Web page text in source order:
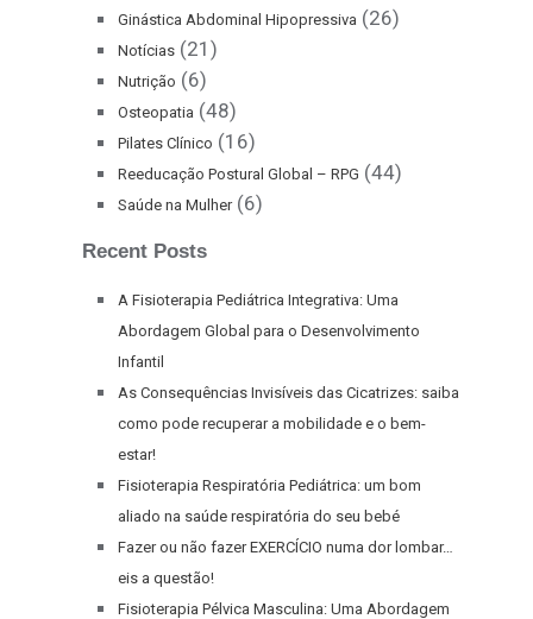
Ginástica Abdominal Hipopressiva (26)
Notícias (21)
Nutrição (6)
Osteopatia (48)
Pilates Clínico (16)
Reeducação Postural Global – RPG (44)
Saúde na Mulher(6)
Recent Posts
A Fisioterapia Pediátrica Integrativa: Uma
Abordagem Global para o Desenvolvimento
Infantil
As Consequências Invisíveis das Cicatrizes: saiba
como pode recuperar a mobilidade e o bem-
estar!
Fisioterapia Respiratória Pediátrica: um bom
aliado na saúde respiratória do seu bebé
Fazer ou não fazer EXERCÍCIO numa dor lombar…
eis a questão!
Fisioterapia Pélvica Masculina: Uma Abordagem